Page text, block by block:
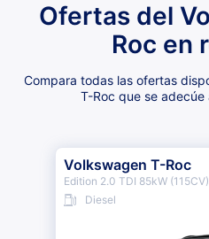
Ofertas del
Roc en
Compara todas las ofertas
T-Roc que se
Volkswagen T-Roc
Edition 2.0 TDI 85kW (115CV)
Diesel